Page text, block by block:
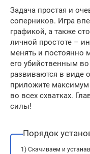
Задача простая и
соперников. Игра
графикой, а также
личной простоте –
менять и постоянно
его убийственным
развиваются в виде
приложите
во всех схватках.
силы!
Порядок
1) Скачиваем и